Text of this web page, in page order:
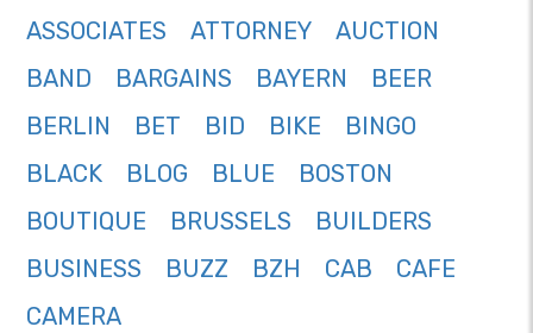
ASSOCIATES
ATTORNEY
AUCTION
BAND
BARGAINS BAYERN
BEER
BERLIN
BET BID BIKE
BINGO
BLACK
BLOG BLUE
BOSTON
BOUTIQUE
BRUSSELS
BUILDERS
BUSINESS
BUZZ BZH CAB
CAFE
CAMERA